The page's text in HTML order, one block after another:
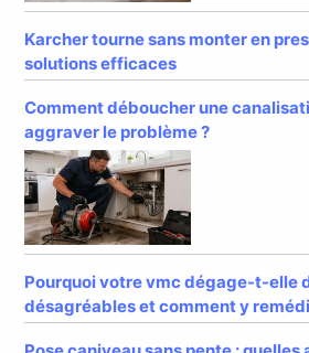
Karcher tourne sans monter en
solutions efficaces
Comment déboucher une
aggraver le problème ?
Pourquoi votre vmc dégage-t-elle
désagréables et comment y